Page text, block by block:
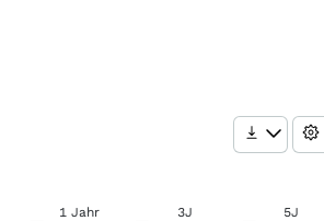
1 Jahr 3J 5J